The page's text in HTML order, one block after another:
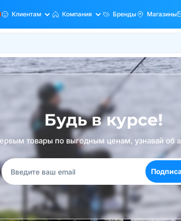
Клиентам Компания Бренды Магазины
Будь в курсе!
товары по выгодным ценам, узнавай об